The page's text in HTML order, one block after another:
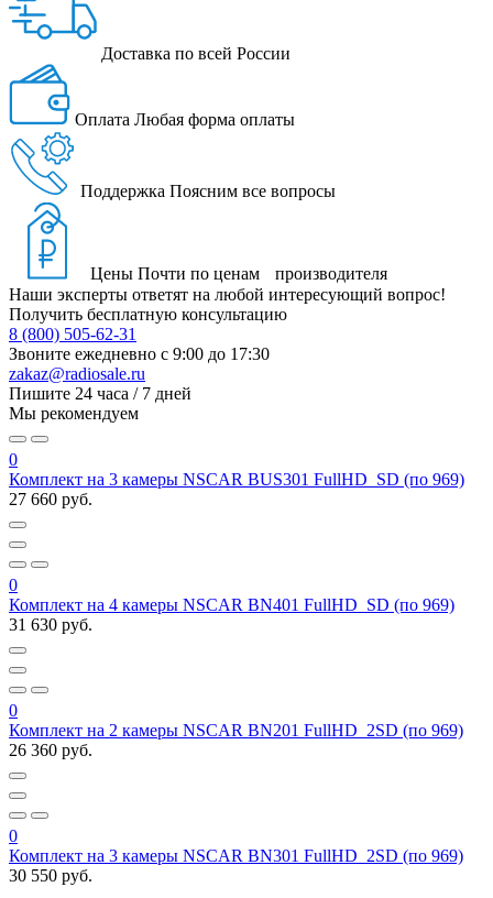
Доставка по всей России
Оплата Любая форма оплаты
Поддержка Поясним все вопросы
Цены Почти по ценам производителя
Наши эксперты ответят на любой интересующий вопрос!
Получить бесплатную консультацию
8 (800) 505-62-31
Звоните ежедневно с 9:00 до 17:30
zakaz@radiosale.ru
Пишите 24 часа / 7 дней
Мы рекомендуем
0
Комплект на 3 камеры NSCAR BUS301 FullHD_SD (по 969)
27 660 руб.
0
Комплект на 4 камеры NSCAR BN401 FullHD_SD (по 969)
31 630 руб.
0
Комплект на 2 камеры NSCAR BN201 FullHD_2SD (по 969)
26 360 руб.
0
Комплект на 3 камеры NSCAR BN301 FullHD_2SD (по 969)
30 550 руб.